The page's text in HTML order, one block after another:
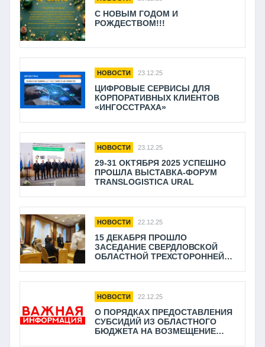
С НОВЫМ ГОДОМ И
РОЖДЕСТВОМ!!!
НОВОСТИ 23.12.25
ЦИФРОВЫЕ СЕРВИСЫ ДЛЯ
КОРПОРАТИВНЫХ КЛИЕНТОВ
«ИНГОССТРАХА»
НОВОСТИ 23.12.25
29-31 ОКТЯБРЯ 2025 УСПЕШНО
ПРОШЛА ВЫСТАВКА-ФОРУМ
TRANSLOGISTICA URAL
НОВОСТИ 22.12.25
15 ДЕКАБРЯ ПРОШЛО
ЗАСЕДАНИЕ СВЕРДЛОВСКОЙ
ОБЛАСТНОЙ ТРЕХСТОРОННЕЙ
ТРУДОВЫХ ОТНОШЕНИЙ
НОВОСТИ 22.12.25
О ПОРЯДКАХ ПРЕДОСТАВЛЕНИЯ
СУБСИДИЙ ИЗ ОБЛАСТНОГО
БЮДЖЕТА НА ВОЗМЕЩЕНИЕ